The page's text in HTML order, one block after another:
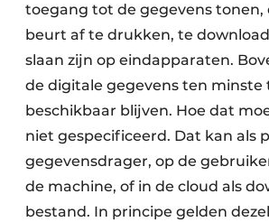
toegang tot de gegevens tonen,
beurt af te drukken, te
slaan zijn op eindapparaten.
de digitale gegevens ten minste
beschikbaar blijven. Hoe dat
niet gespecificeerd. Dat kan als
gegevensdrager, op de
de machine, of in de cloud als
bestand. In principe gelden